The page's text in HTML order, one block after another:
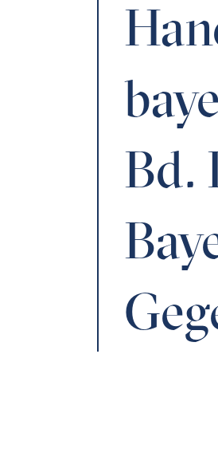
Bd.